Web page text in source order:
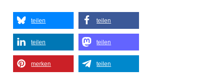
teilen teilen
teilen teilen
merken teilen